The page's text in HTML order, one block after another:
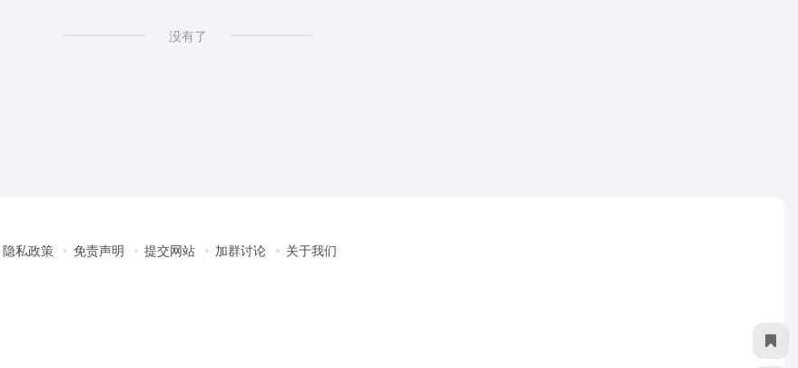
没有了
隐私政策 免责声明 提交网站 加群讨论 关于我们